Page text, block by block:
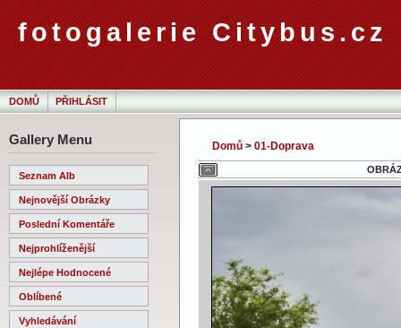
fotogalerie Citybus.cz
DOMŮ PŘIHLÁSIT
Gallery Menu
Seznam Alb
Nejnovější Obrázky
Poslední Komentáře
Nejprohlíženější
Nejlépe Hodnocené
Oblíbené
Vyhledávání
Domů > 01-Doprava